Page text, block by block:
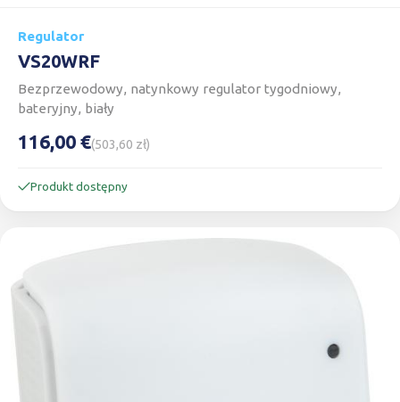
Regulator
VS20WRF
Bezprzewodowy, natynkowy regulator tygodniowy,
bateryjny, biały
116,00 €(503,60 zł)
Produkt dostępny